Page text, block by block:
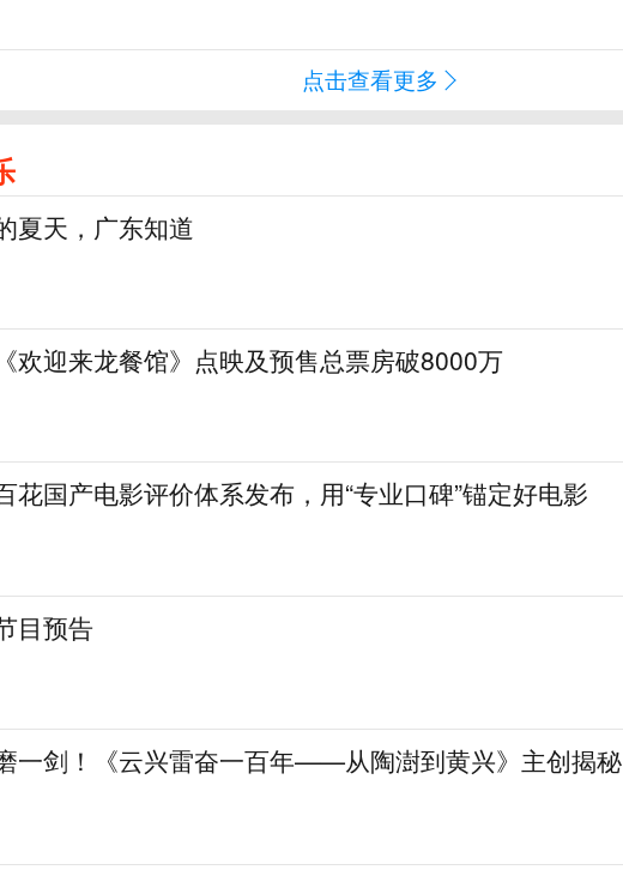
点击查看更多
夏天，广东知道
欢迎来龙餐馆》点映及预售总票房破8000万
花国产电影评价体系发布，用“专业口碑”锚定好电影
目预告
一剑！《云兴雷奋一百年——从陶澍到黄兴》主创揭秘